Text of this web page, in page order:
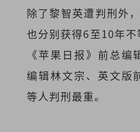
除了黎智英遭判刑外
也分别获得6至10年
《苹果日报》前总编
编辑林文宗、英文版
等人判刑最重。